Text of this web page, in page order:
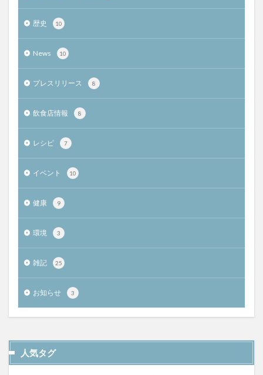
歴史 10
News 10
プレスリリース 8
飲食店情報 8
レシピ 7
イベント 10
健康 9
環境 3
雑記 25
お知らせ 3
人気タグ